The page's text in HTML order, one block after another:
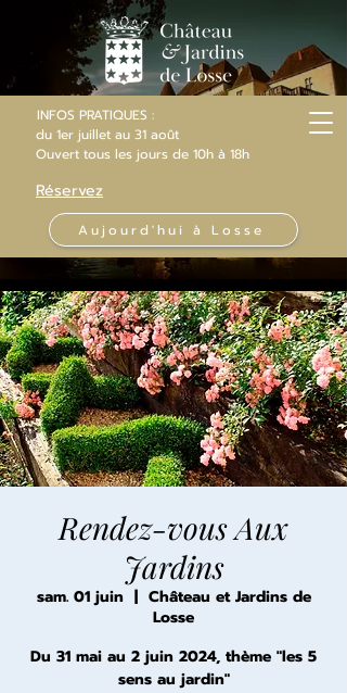
INFOS PRATIQUES :
du 1er juillet au 31 août
Ouvert tous les jours de 10h à 18h
Réservez
Aujourd'hui à Losse
Rendez-vous Aux
Jardins
sam. 01 juin
  |
Château et Jardins de
Losse
Du 31 mai au 2 juin 2024, thème "les 5
sens au jardin"